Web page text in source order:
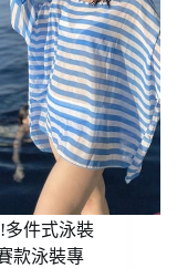
多件式泳裝
款泳裝專